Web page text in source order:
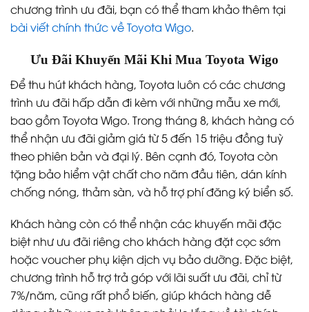
chương trình ưu đãi, bạn có thể tham khảo thêm tại
bài viết chính thức về Toyota Wigo.
Ưu Đãi Khuyến Mãi Khi Mua Toyota Wigo
Để thu hút khách hàng, Toyota luôn có các chương
trình ưu đãi hấp dẫn đi kèm với những mẫu xe mới,
bao gồm Toyota Wigo. Trong tháng 8, khách hàng có
thể nhận ưu đãi giảm giá từ 5 đến 15 triệu đồng tuỳ
theo phiên bản và đại lý. Bên cạnh đó, Toyota còn
tặng bảo hiểm vật chất cho năm đầu tiên, dán kính
chống nóng, thảm sàn, và hỗ trợ phí đăng ký biển số.
Khách hàng còn có thể nhận các khuyến mãi đặc
biệt như ưu đãi riêng cho khách hàng đặt cọc sớm
hoặc voucher phụ kiện dịch vụ bảo dưỡng. Đặc biệt,
chương trình hỗ trợ trả góp với lãi suất ưu đãi, chỉ từ
7%/năm, cũng rất phổ biến, giúp khách hàng dễ